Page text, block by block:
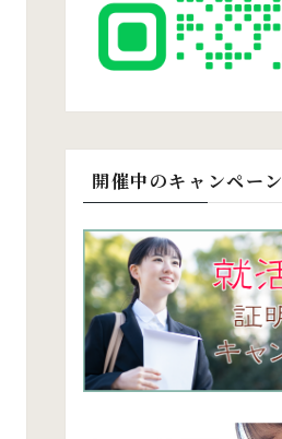
開催中のキャンペーン